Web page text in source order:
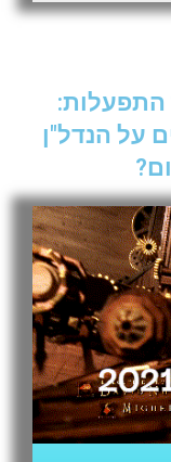
התפעלות:
על הנדל"ן